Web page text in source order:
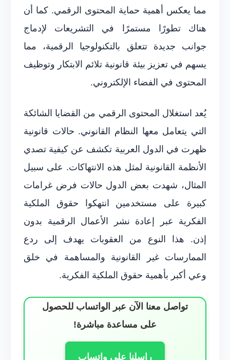
مما يعكس أهمية حماية المحتوى الرقمي. كما أن
هناك تطورًا مستمرًا في التشريعات لإدماج
جوانب جديدة تتعلق بالتكنولوجيا الرقمية، مما
يسهم في تعزيز بيئة قانونية تلائم الابتكار وتوظيف
المحتوى في الفضاء الإلكتروني.
يُعد استغلال المحتوى الرقمي من القضايا الشائكة
التي يتعامل معها النظام القانوني. حالات قانونية
ظهرت في الدول العربية تكشف عن كيفية تصدي
الأنظمة القانونية لمثل هذه الانتهاكات. على سبيل
المثال، شهدت بعض الدول حالات فرض غرامات
كبيرة على مستخدمين انتهكوا حقوق الملكية
الفكرية عبر إعادة نشر الأعمال الرقمية بدون
إذن. هذا النوع من العقوبات يهدف إلى ردع
الممارسات غير القانونية والمساهمة في خلق
وعي أكبر بأهمية حقوق الملكية الفكرية.
تواصل معنا الآن عبر الواتساب للحصول
على مساعدة مباشرة!
راسلنا على واتساب